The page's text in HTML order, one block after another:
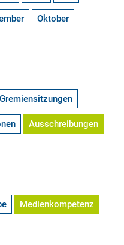
Oktober
Gremiensitzungen
Ausschreibungen
Medienkompetenz